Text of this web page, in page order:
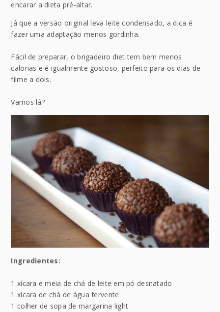
encarar a dieta pré-altar.
Já que a versão original leva leite condensado, a dica é
fazer uma adaptação menos gordinha.
Fácil de preparar, o brigadeiro diet tem bem menos
calorias e é igualmente gostoso, perfeito para os dias de
filme a dois.
Vamos lá?
Ingredientes:
1 xícara e meia de chá de leite em pó desnatado
1 xícara de chá de água fervente
1 colher de sopa de margarina light